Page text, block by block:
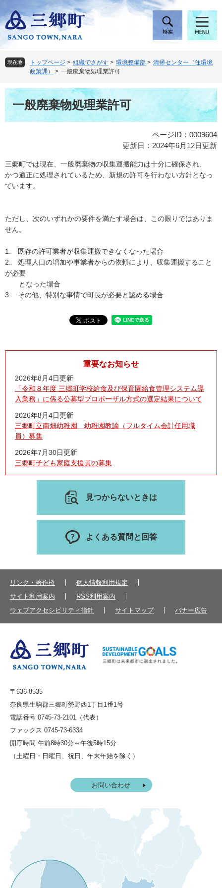
ー
ジ
頭
で
。
ニ
ュ
飛
ば
て
現在地 トップページ > 組織でさがす > 環境整備部 > 清掃センター（住環境
政策課）
> 一般廃棄物処理業許可
本
文一般廃棄物処理業許可
ページID：0009604
更新日：2024年6月12日更新
三郷町では現在、一般廃棄物の収集運搬能力は十分に確保され、
かつ適正に処理されているため、新規の許可を行わない方針となっ
ています。
ただし、次のいずれかの要件を満たす場合は、この限りではありま
せん。
1. 既存の許可業者が収集運搬できなくなった場合
2. 処理人口の増加や事業者からの依頼により、収集運搬すること
が必要
となった場合
3. その他、特別な事情で町長が必要と認める場合
重要なお知らせ
2026年8月4日更新
「令和８年度 三郷町学校給食及び保育園給食管理システム導
入業務」に係る公募型プロポーザル方式の選定結果について
2026年8月4日更新
三郷町立南畑幼稚園 幼稚園教諭（フルタイム会計任用職
員）募集
2026年7月30日更新
三郷町子ども家庭支援員の募集
見つからないときは
よくある質問と回答
リンク・著作権
個人情報利用規定
サイト利用案内
RSS利用案内
ウェブアクセシビリティ指針
サイトマップ バナー広告
〒636-8535
奈良県生駒郡三郷町勢野西1丁目1番1号
電話番号 0745-73-2101（代表）
ファックス 0745-73-6334
開庁時間 午前8時30分～午後5時15分
（土曜日・日曜日、祝日、年末年始を除く）
お問い合わせ